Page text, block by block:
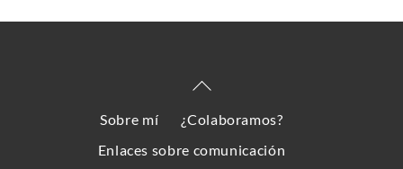
Back
Top
Sobre mí
¿Colaboramos?
Enlaces sobre comunicación